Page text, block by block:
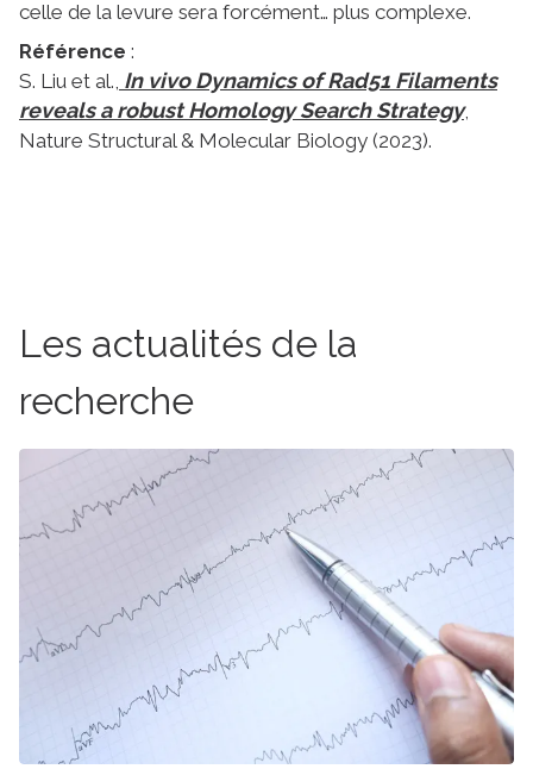
celle de la levure sera forcément… plus complexe.
Référence :
S. Liu et al., In vivo Dynamics of Rad51 Filaments
reveals a robust Homology Search Strategy,
Nature Structural & Molecular Biology (2023).
Les actualités de la
recherche